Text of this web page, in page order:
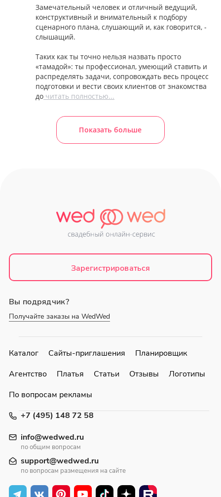
Замечательный человек и отличный ведущий,
конструктивный и внимательный к подбору
сценарного плана, слушающий и, как говорится, -
слышащий.
Таких как ты точно нельзя назвать просто
«тамадой»: ты профессионал, умеющий ставить и
распределять задачи, сопровождать весь процесс
подготовки и вести своих клиентов от знакомства
до читать полностью...
Показать больше
Зарегистрироваться
Вы подрядчик?
Получайте заказы на WedWed
+7 (495) 148 72 58
info@wedwed.ru
по общим вопросам
support@wedwed.ru
по вопросам размещения на сайте
Каталог Сайты-приглашения
Планировщик
Агентство
Платья Статьи Отзывы
Логотипы
По вопросам рекламы